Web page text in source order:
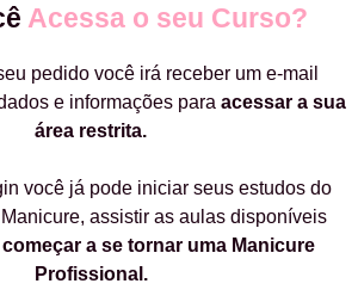
Acessa o seu Curso?
pedido você irá receber um e-mail
e informações para acessar a sua
área restrita.
você já pode iniciar seus estudos do
assistir as aulas disponíveis
começar a se tornar uma Manicure
Profissional.